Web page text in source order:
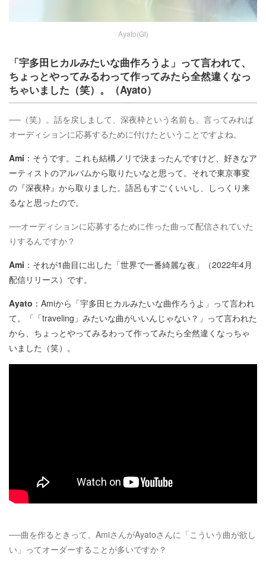
Ayato(Gt)
「宇多田ヒカルみたいな曲作ろうよ」って言われて、
ちょっとやってみるわって作ってみたら全然違くなっ
ちゃいました（笑）。（Ayato）
──（笑）。話を戻しまして、深夜枠という名前も、言ってみれば
オーディションに応募するために付けたということですよね。
Ami ：そうです。これも結構ノリで決まったんですけど、好きなア
ーティストのアルバムから取りたいなと思って。それで東京事変
の『深夜枠』から取りました。語呂もすごくいいし、しっくり来
るなと思ったので。
──オーディションに応募するために作った曲って配信されていた
りするんですか？
Ami ：それが1曲目に出した「世界で一番綺麗な夜」（2022年4月
配信リリース）です。
Ayato ：Amiから「宇多田ヒカルみたいな曲作ろうよ」って言われ
て。「「traveling」みたいな曲がいいんじゃない？」って言われた
から、ちょっとやってみるわって作ってみたら全然違くなっちゃ
いました（笑）。
──曲を作るときって、AmiさんがAyatoさんに「こういう曲が欲し
い」ってオーダーすることが多いですか？